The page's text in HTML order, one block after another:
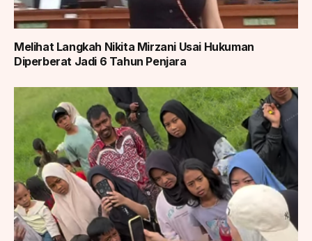
Melihat Langkah Nikita Mirzani Usai Hukuman
Diperberat Jadi 6 Tahun Penjara